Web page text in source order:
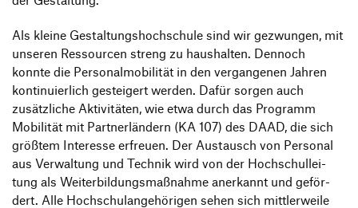
Als kleine Gestal­tungs­hoch­schule sind wir gezwungen, mit
unseren Ressourcen streng zu haus­halten. Dennoch
konnte die Perso­nal­mo­bi­lität in den vergan­genen Jahren
konti­nu­ier­lich gestei­gert werden. Dafür sorgen auch
zusätz­liche Akti­vi­täten, wie etwa durch das Programm
Mobi­lität mit Part­ner­län­dern (KA 107) des DAAD, die sich
größtem Inter­esse erfreuen. Der Austausch von Personal
aus Verwal­tung und Technik wird von der Hoch­schul­lei­
tung als Weiter­bil­dungs­maß­nahme aner­kannt und geför­
dert. Alle Hoch­schul­an­ge­hö­rigen sehen sich mitt­ler­weile